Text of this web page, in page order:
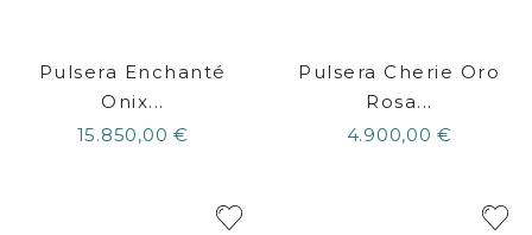
Pulsera Enchanté
Onix...
15.850,00 €
Pulsera Cherie Oro
Rosa...
4.900,00 €